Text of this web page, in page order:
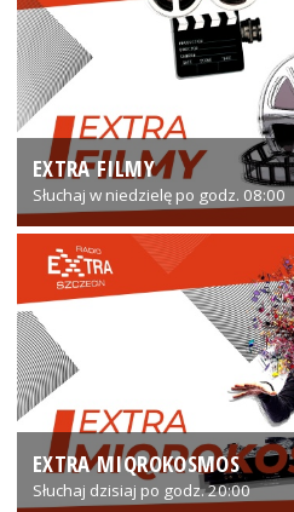
EXTRA FILMY
Słuchaj w niedzielę po godz. 08:00
EXTRA MIQROKOSMOS
Słuchaj dzisiaj po godz. 20:00